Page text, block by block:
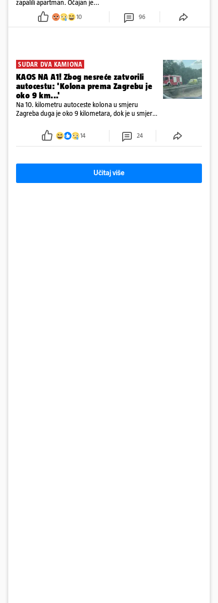
zapalili apartman. Očajan je...
10 96
SUDAR DVA KAMIONA
KAOS NA A1! Zbog nesreće zatvorili
autocestu: 'Kolona prema Zagrebu je
oko 9 km...'
Na 10. kilometru autoceste kolona u smjeru
Zagreba duga je oko 9 kilometara, dok je u smjeru
14 24
Učitaj više